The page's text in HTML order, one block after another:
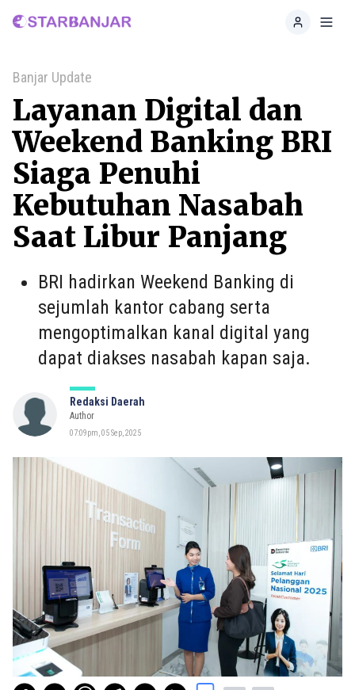
Home
Banjar Update
Layanan Digital dan
Weekend Banking BRI
Siaga Penuhi
Kebutuhan Nasabah
Saat Libur Panjang
BRI hadirkan Weekend Banking di
sejumlah kantor cabang serta
mengoptimalkan kanal digital yang
dapat diakses nasabah kapan saja.
Redaksi Daerah
Author
07:09pm, 05 Sep, 2025